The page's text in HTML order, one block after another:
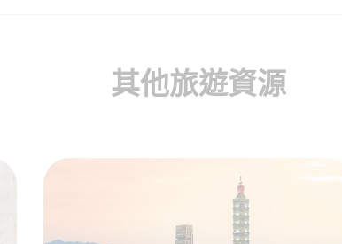
其他旅遊資源